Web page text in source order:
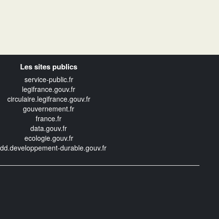
Les sites publics
service-public.fr
legifrance.gouv.fr
circulaire.legifrance.gouv.fr
gouvernement.fr
france.fr
data.gouv.fr
ecologie.gouv.fr
durable.gouv.fr